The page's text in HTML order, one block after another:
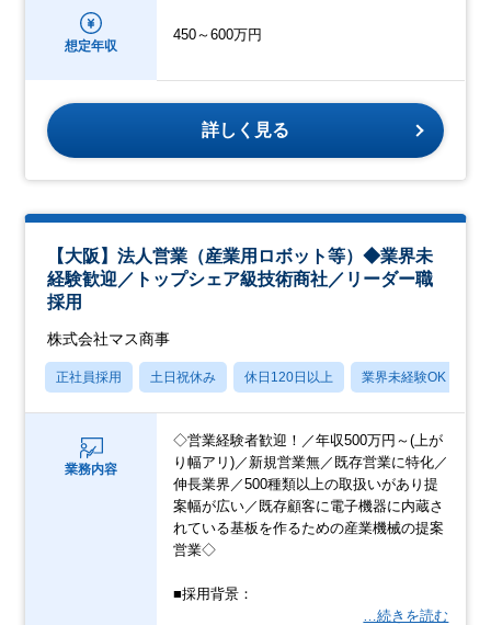
想定年収
450～600万円
詳しく見る
【大阪】法人営業（産業用ロボット等）◆業界未
経験歓迎／トップシェア級技術商社／リーダー職
採用
株式会社マス商事
正社員採用 土日祝休み 休日120日以上 業界未経験OK
業務内容
◇営業経験者歓迎！／年収500万円～(上が
り幅アリ)／新規営業無／既存営業に特化／
伸長業界／500種類以上の取扱いがあり提
案幅が広い／既存顧客に電子機器に内蔵さ
れている基板を作るための産業機械の提案
営業◇
■採用背景：
…続きを読む